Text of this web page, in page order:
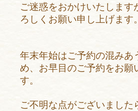
ご迷惑をおかけいたします
ろしくお願い申し上げます。
年末年始はご予約の混みあ
め、お早目のご予約をお願
す。
ご不明な点がございました